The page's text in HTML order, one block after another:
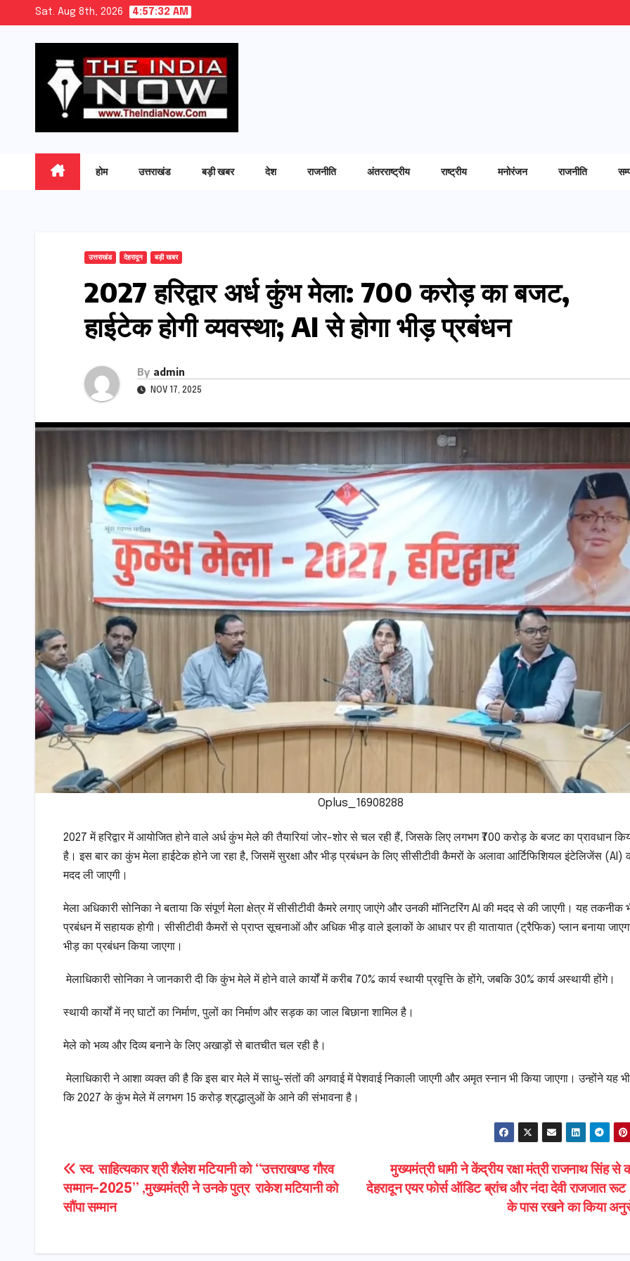
Sat. Aug 8th, 2026 4:57:33 AM
होम उत्तराखंड बड़ी खबर देश राजनीति अंतरराष्ट्रीय राष्ट्रीय मनोरंजन राजनीति
उत्तराखंड देहरादून बड़ी खबर
2027 हरिद्वार अर्ध कुंभ मेला: ₹700 करोड़ का बजट,
हाईटेक होगी व्यवस्था; AI से होगा भीड़ प्रबंधन
By admin
NOV 17, 2025
Oplus_16908288
2027 में हरिद्वार में आयोजित होने वाले अर्ध कुंभ मेले की तैयारियां जोर-शोर से चल रही हैं, जिसके लिए लगभग ₹700 करोड़ के बजट का प्रावधान
है। इस बार का कुंभ मेला हाईटेक होने जा रहा है, जिसमें सुरक्षा और भीड़ प्रबंधन के लिए सीसीटीवी कैमरों के अलावा आर्टिफिशियल इंटेलिजेंस (AI)
मदद ली जाएगी।
मेला अधिकारी सोनिका ने बताया कि संपूर्ण मेला क्षेत्र में सीसीटीवी कैमरे लगाए जाएंगे और उनकी मॉनिटरिंग AI की मदद से की जाएगी। यह तकनीक
प्रबंधन में सहायक होगी। सीसीटीवी कैमरों से प्राप्त सूचनाओं और अधिक भीड़ वाले इलाकों के आधार पर ही यातायात (ट्रैफिक) प्लान बनाया
भीड़ का प्रबंधन किया जाएगा।
​ मेलाधिकारी सोनिका ने जानकारी दी कि कुंभ मेले में होने वाले कार्यों में करीब 70% कार्य स्थायी प्रवृत्ति के होंगे, जबकि 30% कार्य अस्थायी होंगे।
​स्थायी कार्यों में नए घाटों का निर्माण, पुलों का निर्माण और सड़क का जाल बिछाना शामिल है।
​मेले को भव्य और दिव्य बनाने के लिए अखाड़ों से बातचीत चल रही है।
मेलाधिकारी ने आशा व्यक्त की है कि इस बार मेले में साधु-संतों की अगवाई में पेशवाई निकाली जाएगी और अमृत स्नान भी किया जाएगा। उन्होंने यह भी
कि 2027 के कुंभ मेले में लगभग 15 करोड़ श्रद्धालुओं के आने की संभावना है।
Post
navigation
मुख्यमंत्री धामी ने केंद्रीय रक्षा मंत्री राजनाथ सिंह से
देहरादून एयर फोर्स ऑडिट ब्रांच और नंदा देवी राजजात
के पास रखने का किया
स्व. साहित्यकार श्री शैलेश मटियानी को “उत्तराखण्ड गौरव
सम्मान–2025” ,मुख्यमंत्री ने उनके पुत्र राकेश मटियानी को
सौंपा सम्मान